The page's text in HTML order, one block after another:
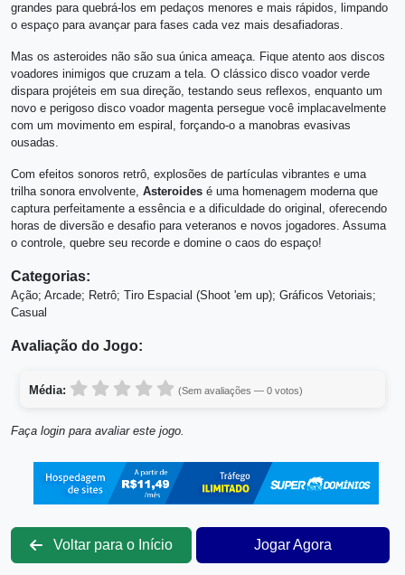
grandes para quebrá-los em pedaços menores e mais rápidos, limpando
o espaço para avançar para fases cada vez mais desafiadoras.
Mas os asteroides não são sua única ameaça. Fique atento aos discos
voadores inimigos que cruzam a tela. O clássico disco voador verde
dispara projéteis em sua direção, testando seus reflexos, enquanto um
novo e perigoso disco voador magenta persegue você implacavelmente
com um movimento em espiral, forçando-o a manobras evasivas
ousadas.
Com efeitos sonoros retrô, explosões de partículas vibrantes e uma
trilha sonora envolvente, Asteroides é uma homenagem moderna que
captura perfeitamente a essência e a dificuldade do original, oferecendo
horas de diversão e desafio para veteranos e novos jogadores. Assuma
o controle, quebre seu recorde e domine o caos do espaço!
Categorias:
Ação; Arcade; Retrô; Tiro Espacial (Shoot 'em up); Gráficos Vetoriais;
Casual
Avaliação do Jogo:
Média: (Sem avaliações — 0 votos)
Faça login para avaliar este jogo.
Voltar para o Início Jogar Agora